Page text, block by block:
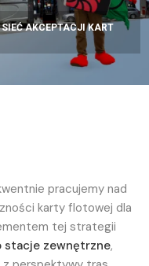
SIEĆ AKCEPTACJI KART
pracujemy nad
karty flotowej dla
tej strategii
stacje zewnętrzne,